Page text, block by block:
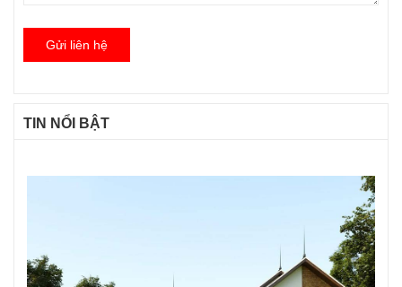
Gửi liên hệ
TIN NỔI BẬT